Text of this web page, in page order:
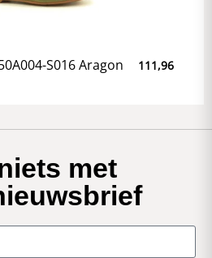
S016 Aragon
111,96
met